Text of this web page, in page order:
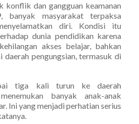
konflik dan gangguan keamanan
banyak masyarakat terpaksa
diri. Kondisi itu
dunia pendidikan karena
akses belajar, bahkan
pengungsian, termasuk di
tiga kali turun ke daerah
banyak anak-anak
Ini yang menjadi perhatian serius